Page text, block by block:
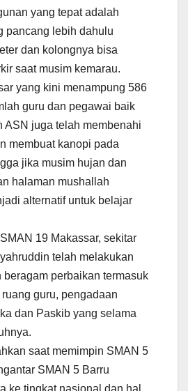
yang tepat adalah
pancang lebih dahulu
dan kolongnya bisa
saat musim kemarau.
yang kini menampung 586
guru dan pegawai baik
ASN juga telah membenahi
membuat kanopi pada
jika musim hujan dan
halaman mushallah
alternatif untuk belajar
19 Makassar, sekitar
telah melakukan
beragam perbaikan termasuk
guru, pengadaan
dan Paskib yang selama
saat memimpin SMAN 5
SMAN 5 Barru
ke tingkat nasional dan hal